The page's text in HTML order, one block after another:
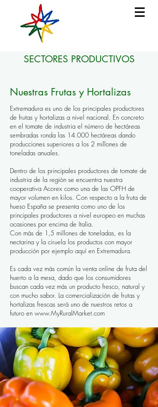
SECTORES PRODUCTIVOS
Nuestras Frutas y Hortalizas
Extremadura es uno de los principales productores
de frutas y hortalizas a nivel nacional. En concreto
en el tomate de industria el número de hectáreas
sembradas ronda las 14.000 hectáreas dando
producciones superiores a los 2 millones de
toneladas anuales.
Dentro de los principales productores de tomate de
industria de la región se encuentra nuestra
cooperativa Acorex como una de las OPFH de
mayor volumen en kilos. Con respecto a la fruta de
hueso España se presenta como uno de los
principales productores a nivel europeo en muchas
ocasiones por encima de Italia.
Con más de 1,5 millones de toneladas, es la
nectarina y la ciruela los productos con mayor
producción por ejemplo aquí en Extremadura.
Es cada vez más común la venta online de fruta del
huerto a la mesa, dado que los consumidores
buscan cada vez más un producto fresco, natural y
con mucho sabor. La comercialización de frutas y
hortalizas frescas será uno de nuestros retos a
futuro en www.MyRuralMarket.com